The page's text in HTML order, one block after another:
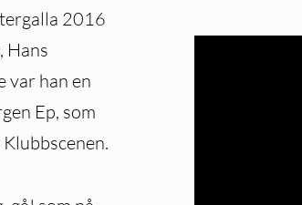
2016
Hans
var han en
Ep, som